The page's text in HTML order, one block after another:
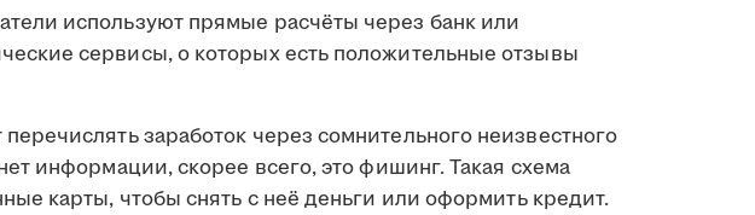
используют прямые расчёты через банк или
сервисы, о которых есть положительные отзывы
заработок через сомнительного неизвестного
информации, скорее всего, это фишинг. Такая схема
карты, чтобы снять с неё деньги или оформить кредит.